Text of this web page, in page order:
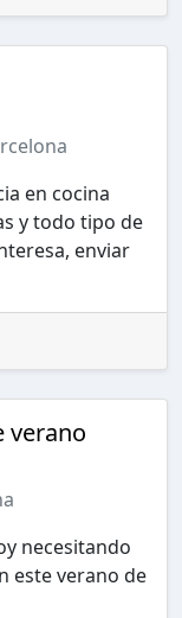
en cocina
y todo tipo de
enviar
verano
necesitando
este verano de